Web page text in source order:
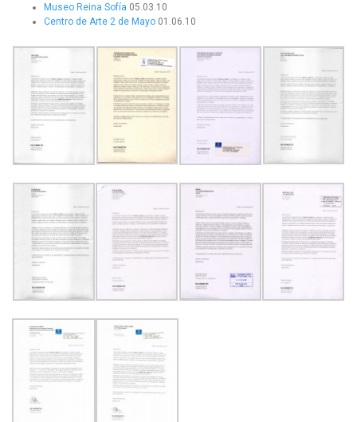
Museo Reina Sofía 05.03.10
Centro de Arte 2 de Mayo 01.06.10